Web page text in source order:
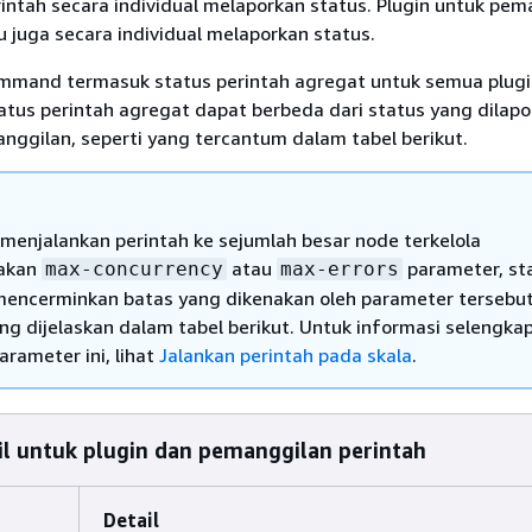
secara individual melaporkan status.
termasuk status perintah agregat untuk semua
perintah agregat dapat berbeda dari status yang
seperti yang tercantum dalam tabel berikut.
perintah ke sejumlah besar node terkelola
max-concurrency atau max-errors parameter,
batas yang dikenakan oleh parameter
dijelaskan dalam tabel berikut. Untuk informasi
ini, lihat Jalankan perintah pada skala.
untuk plugin dan pemanggilan perintah
Detail